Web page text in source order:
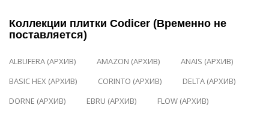
Коллекции плитки Codicer (Временно не
поставляется)
ALBUFERA (АРХИВ) AMAZON (АРХИВ)
ANAIS (АРХИВ)
BASIC HEX (АРХИВ)
CORINTO (АРХИВ)
DELTA (АРХИВ)
DORNE (АРХИВ)
EBRU (АРХИВ)
FLOW (АРХИВ)